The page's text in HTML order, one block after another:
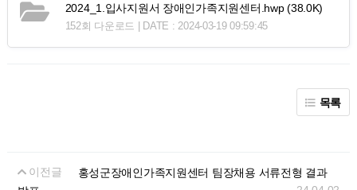
2024_1.입사지원서 장애인가족지원센터.hwp(38.0K)
152회 다운로드 | DATE : 2024-03-19 09:59:45
목록
이전글
홍성군장애인가족지원센터 팀장채용 서류전형 결과